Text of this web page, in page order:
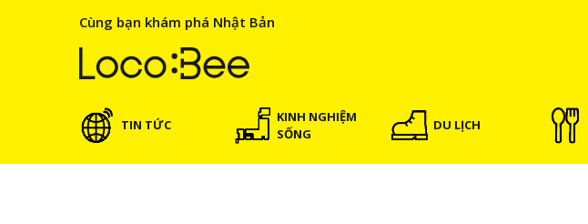
Cùng bạn khám phá Nhật Bản
TIN TỨC
KINH NGHIỆM
SỐNG
DU LỊCH